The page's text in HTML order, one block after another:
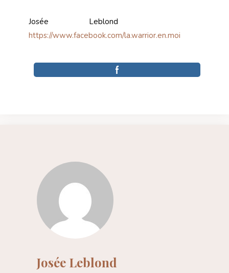
Josée Leblond
https://www.facebook.com/la.warrior.en.moi
Josée Leblond